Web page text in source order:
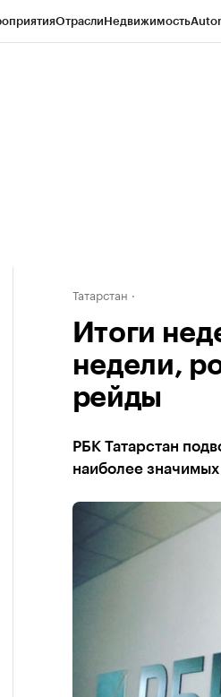
ОтраслиНедвижимость
Татарстан
Итоги
недели,
рейды
РБК Татарстан
наиболее